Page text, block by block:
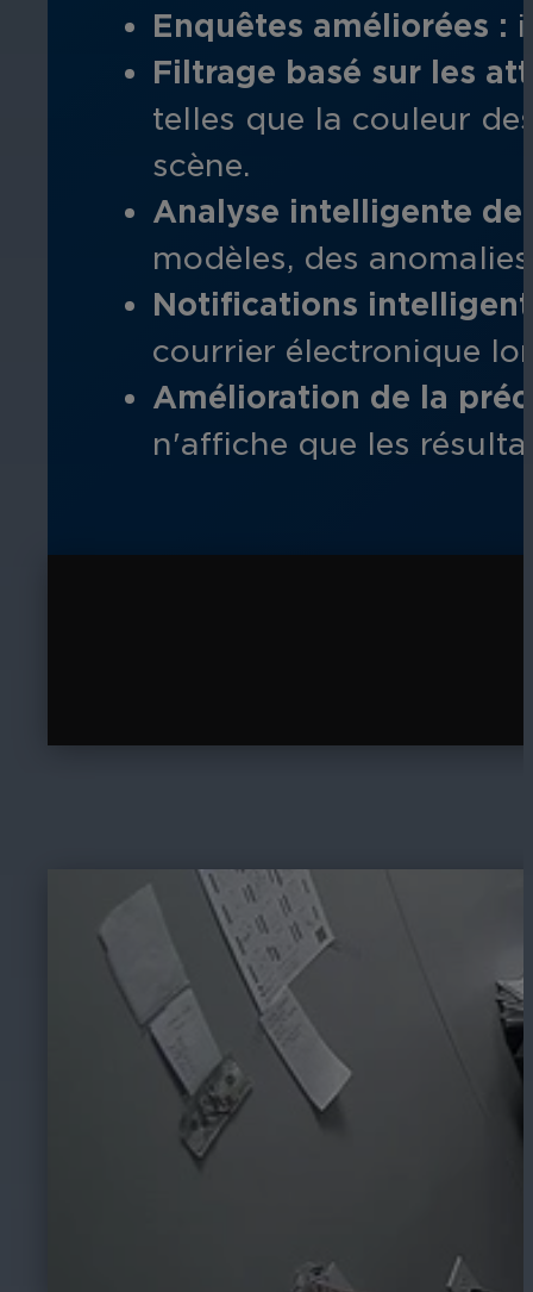
Enquêtes améliorées :
Filtrage basé sur les
telles que la couleur
scène.
Analyse intelligente
modèles, des
Notifications
courrier électronique
Amélioration de la
n'affiche que les